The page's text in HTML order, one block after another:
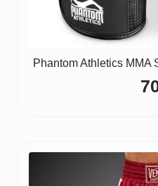
Phantom Athletics MMA